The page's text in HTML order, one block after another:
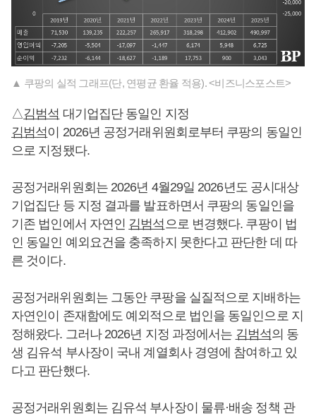
▲ 쿠팡의 실적 그래프(단, 연평균 환율 적용). <비즈니스포스트>
△김범석 대기업집단 동일인 지정
김범석이 2026년 공정거래위원회로부터 쿠팡의 동일인
으로 지정됐다.
공정거래위원회는 2026년 4월29일 2026년도 공시대상
기업집단 등 지정 결과를 발표하면서 쿠팡의 동일인을
기존 법인에서 자연인 김범석으로 변경했다. 쿠팡이 법
인 동일인 예외요건을 충족하지 못한다고 판단한 데 따
른 것이다.
공정거래위원회는 그동안 쿠팡을 실질적으로 지배하는
자연인이 존재함에도 예외적으로 법인을 동일인으로 지
정해왔다. 그러나 2026년 지정 과정에서는 김범석의 동
생 김유석 부사장이 국내 계열회사 경영에 참여하고 있
다고 판단했다.
공정거래위원회는 김유석 부사장이 물류·배송 정책 관